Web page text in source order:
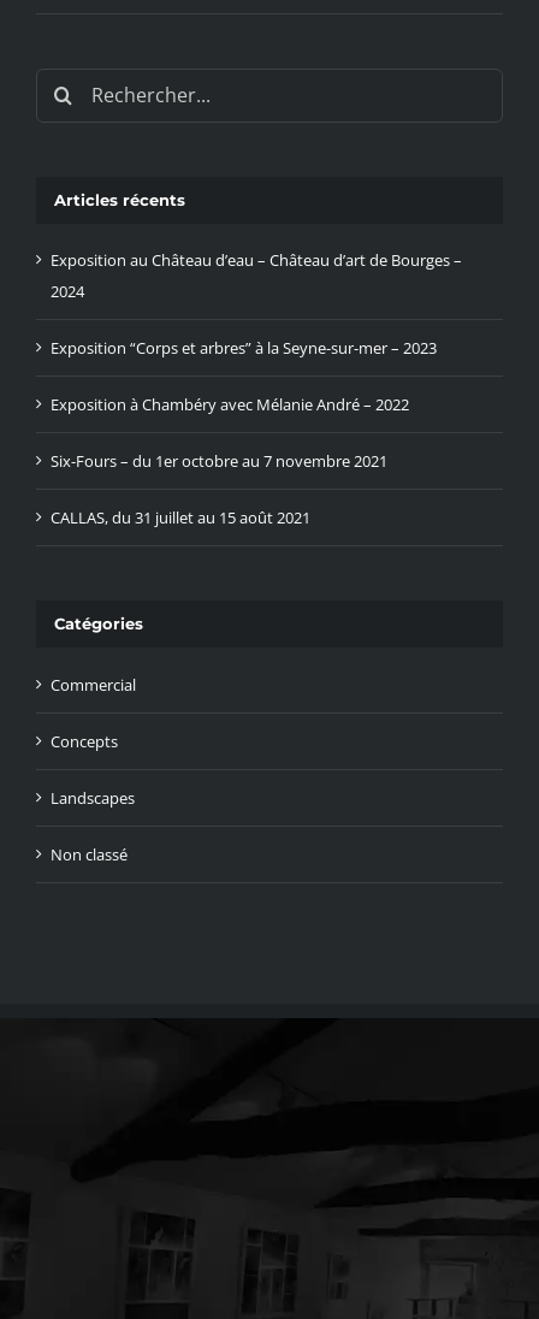
Rechercher:
Articles récents
Exposition au Château d’eau – Château d’art de Bourges –
2024
Exposition “Corps et arbres” à la Seyne-sur-mer – 2023
Exposition à Chambéry avec Mélanie André – 2022
Six-Fours – du 1er octobre au 7 novembre 2021
CALLAS, du 31 juillet au 15 août 2021
Catégories
Commercial
Concepts
Landscapes
Non classé